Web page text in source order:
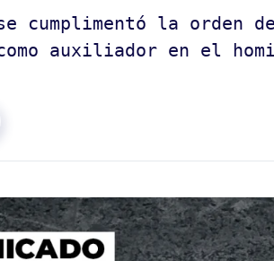
cumplimentó la orden
auxiliador en el